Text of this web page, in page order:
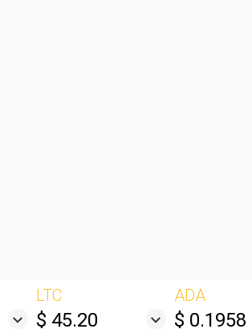
LTC
$ 45.20
ADA
$ 0.1958